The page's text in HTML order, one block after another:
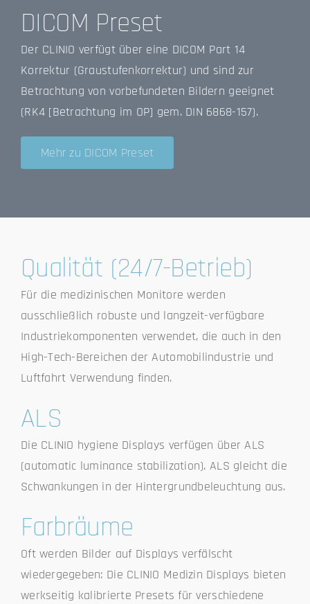
DICOM Preset
Der CLINIO verfügt über eine DICOM Part 14
Korrektur (Graustufenkorrektur) und sind zur
Betrachtung von vorbefundeten Bildern geeignet
(RK4 [Betrachtung im OP] gem. DIN 6868-157).
Mehr zu DICOM Preset
Qualität (24/7-Betrieb)
Für die medizinischen Monitore werden
ausschließlich robuste und langzeit-verfügbare
Industriekomponenten verwendet, die auch in den
High-Tech-Bereichen der Automobilindustrie und
Luftfahrt Verwendung finden.
ALS
Die CLINIO hygiene Displays verfügen über ALS
(automatic luminance stabilization). ALS gleicht die
Schwankungen in der Hintergrundbeleuchtung aus.
Farbräume
Oft werden Bilder auf Displays verfälscht
wiedergegeben: Die CLINIO Medizin Displays bieten
werkseitig kalibrierte Presets für verschiedene